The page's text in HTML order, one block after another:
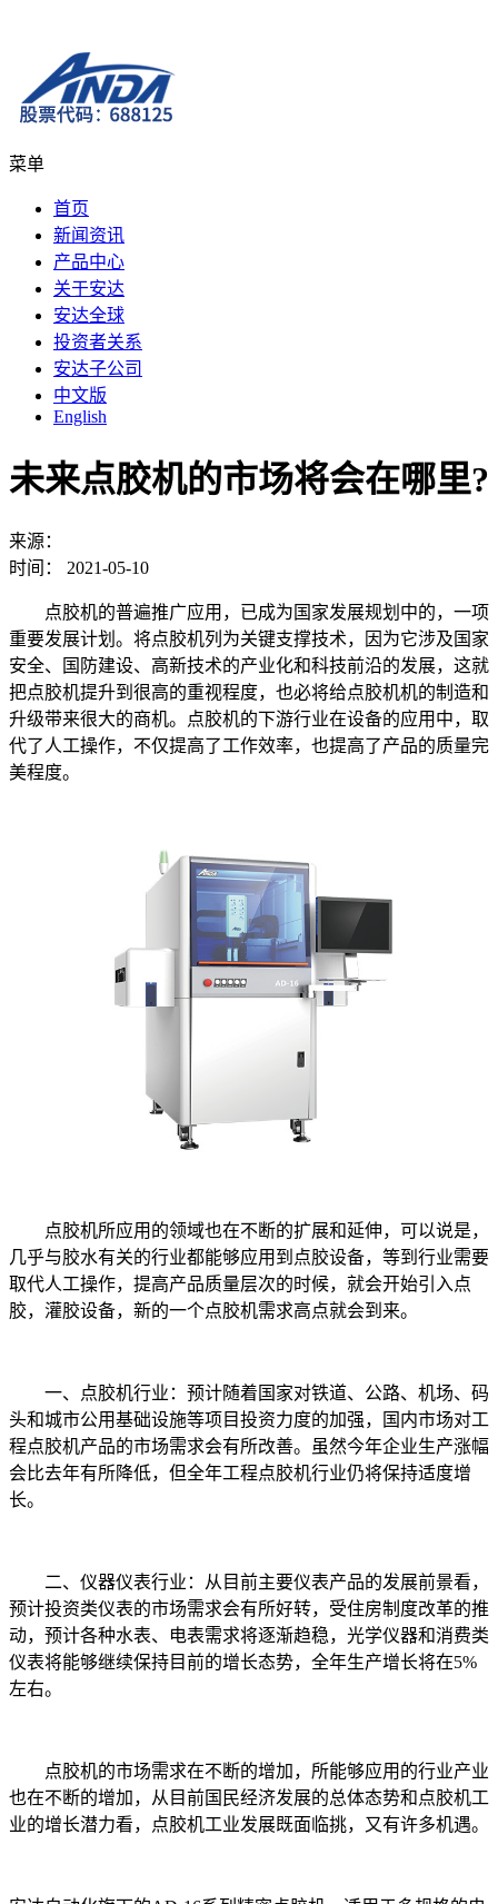
菜单
首页
新闻资讯
产品中心
关于安达
安达全球
投资者关系
安达子公司
中文版
English
未来点胶机的市场将会在哪里?
来源：
时间：
2021-05-10
点胶机的普遍推广应用，已成为国家发展规划中的，一项
重要发展计划。将点胶机列为关键支撑技术，因为它涉及国家
安全、国防建设、高新技术的产业化和科技前沿的发展，这就
把点胶机提升到很高的重视程度，也必将给点胶机机的制造和
升级带来很大的商机。点胶机的下游行业在设备的应用中，取
代了人工操作，不仅提高了工作效率，也提高了产品的质量完
美程度。
点胶机所应用的领域也在不断的扩展和延伸，可以说是，
几乎与胶水有关的行业都能够应用到点胶设备，等到行业需要
取代人工操作，提高产品质量层次的时候，就会开始引入点
胶，灌胶设备，新的一个点胶机需求高点就会到来。
一、点胶机行业：预计随着国家对铁道、公路、机场、码
头和城市公用基础设施等项目投资力度的加强，国内市场对工
程点胶机产品的市场需求会有所改善。虽然今年企业生产涨幅
会比去年有所降低，但全年工程点胶机行业仍将保持适度增
长。
二、仪器仪表行业：从目前主要仪表产品的发展前景看，
预计投资类仪表的市场需求会有所好转，受住房制度改革的推
动，预计各种水表、电表需求将逐渐趋稳，光学仪器和消费类
仪表将能够继续保持目前的增长态势，全年生产增长将在5%
左右。
点胶机的市场需求在不断的增加，所能够应用的行业产业
也在不断的增加，从目前国民经济发展的总体态势和点胶机工
业的增长潜力看，点胶机工业发展既面临挑，又有许多机遇。